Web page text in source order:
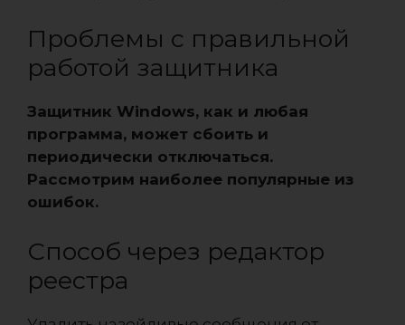
Проблемы с правильной
работой защитника
Защитник Windows, как и любая
программа, может сбоить и
периодически отключаться.
Рассмотрим наиболее популярные из
ошибок.
Способ через редактор
реестра